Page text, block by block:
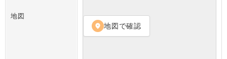
地図
location_on 地図で確認